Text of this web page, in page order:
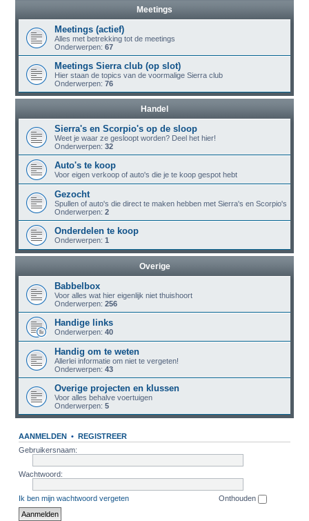
Meetings
Meetings (actief)
Alles met betrekking tot de meetings
Onderwerpen: 67
Meetings Sierra club (op slot)
Hier staan de topics van de voormalige Sierra club
Onderwerpen: 76
Handel
Sierra's en Scorpio's op de sloop
Weet je waar ze gesloopt worden? Deel het hier!
Onderwerpen: 32
Auto's te koop
Voor eigen verkoop of auto's die je te koop gespot hebt
Gezocht
Spullen of auto's die direct te maken hebben met Sierra's en Scorpio's
Onderwerpen: 2
Onderdelen te koop
Onderwerpen: 1
Overige
Babbelbox
Voor alles wat hier eigenlijk niet thuishoort
Onderwerpen: 256
Handige links
Onderwerpen: 40
Handig om te weten
Allerlei informatie om niet te vergeten!
Onderwerpen: 43
Overige projecten en klussen
Voor alles behalve voertuigen
Onderwerpen: 5
AANMELDEN• REGISTREER
Gebruikersnaam:
Wachtwoord:
Ik ben mijn wachtwoord vergeten Onthouden